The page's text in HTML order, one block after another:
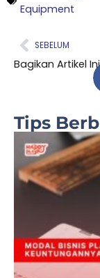
Equipment
Prev
SEBELUM
Bagikan Artikel
Tips